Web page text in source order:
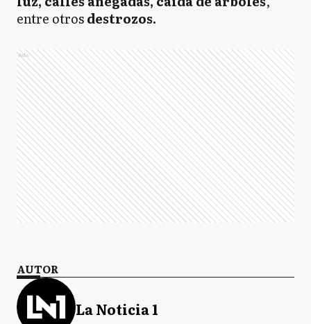
entre otrosdestrozos.
Ads
AUTOR
La Noticia 1